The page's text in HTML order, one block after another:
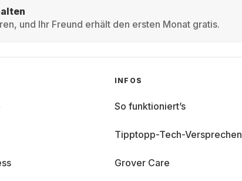
und Ihr Freund erhält den ersten Monat gratis.
INFOS
So funktioniert’s
Tipptopp-Tech-Versprechen
Grover Care